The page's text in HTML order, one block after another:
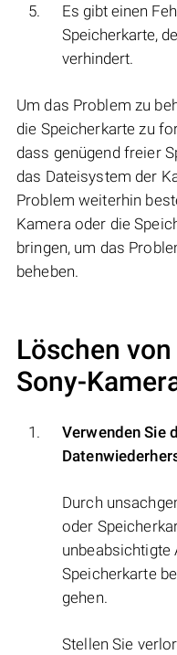
Es gibt einen
Speicherkarte,
verhindert.
Um das Problem zu
die Speicherkarte zu
dass genügend freier
das Dateisystem der
Problem weiterhin
Kamera oder die
bringen, um das
beheben.
Löschen
Sony-
Verwenden Sie
Durch
oder
unbeabsichtigte
Speicherkarte
gehen.
Stellen Sie